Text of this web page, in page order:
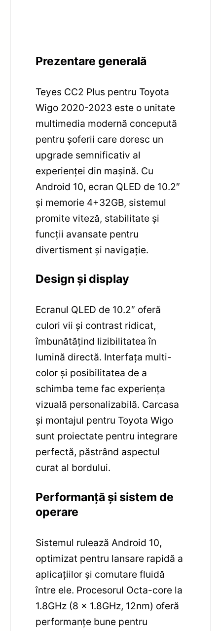
Prezentare generală
Teyes CC2 Plus pentru Toyota
Wigo 2020-2023 este o unitate
multimedia modernă concepută
pentru șoferii care doresc un
upgrade semnificativ al
experienței din mașină. Cu
Android 10, ecran QLED de 10.2″
și memorie 4+32GB, sistemul
promite viteză, stabilitate și
funcții avansate pentru
divertisment și navigație.
Design și display
Ecranul QLED de 10.2″ oferă
culori vii și contrast ridicat,
îmbunătățind lizibilitatea în
lumină directă. Interfața multi-
color și posibilitatea de a
schimba teme fac experiența
vizuală personalizabilă. Carcasa
și montajul pentru Toyota Wigo
sunt proiectate pentru integrare
perfectă, păstrând aspectul
curat al bordului.
Performanță și sistem de
operare
Sistemul rulează Android 10,
optimizat pentru lansare rapidă a
aplicațiilor și comutare fluidă
între ele. Procesorul Octa-core la
1.8GHz (8 x 1.8GHz, 12nm) oferă
performanțe bune pentru